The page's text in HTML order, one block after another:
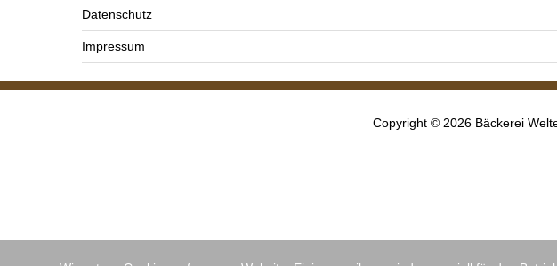
Datenschutz
Impressum
Copyright © 2026 Bäckerei